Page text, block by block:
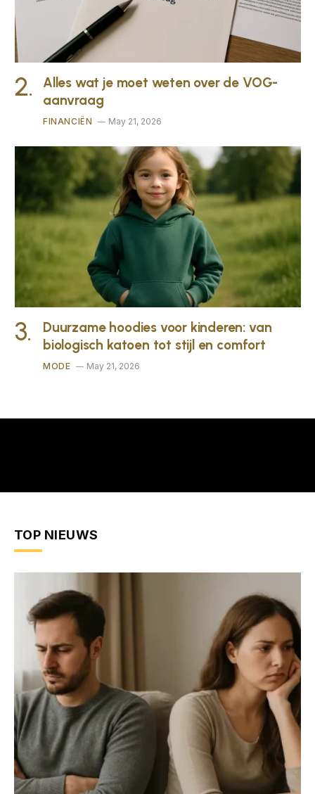
Alles wat je moet weten over de VOG-
aanvraag
FINANCIËN May 21, 2026
Duurzame hoodies voor kinderen: van
biologisch katoen tot stijl en comfort
MODE May 21, 2026
TOP NIEUWS